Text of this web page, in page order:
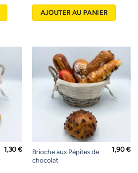
AJOUTER AU PANIER
1,30€
Brioche aux Pépites de
chocolat
1,90€